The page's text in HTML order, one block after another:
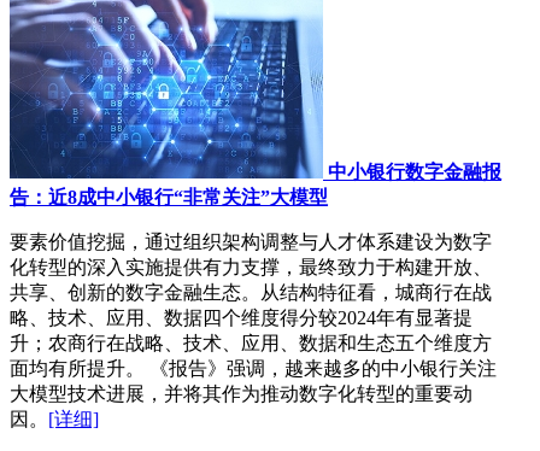
中小银行数字金融报
告：近8成中小银行“非常关注”大模型
要素价值挖掘，通过组织架构调整与人才体系建设为数字
化转型的深入实施提供有力支撑，最终致力于构建开放、
共享、创新的数字金融生态。从结构特征看，城商行在战
略、技术、应用、数据四个维度得分较2024年有显著提
升；农商行在战略、技术、应用、数据和生态五个维度方
面均有所提升。 《报告》强调，越来越多的中小银行关注
大模型技术进展，并将其作为推动数字化转型的重要动
因。 [详细]